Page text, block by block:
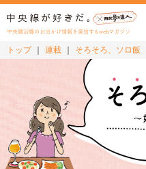
中央線沿線のお出かけ情報を発信するwebマガジン
グルメ・カフェ
スイーツ・テイクアウト
おでかけ
トップ 連載 そろそろ、ソロ飯